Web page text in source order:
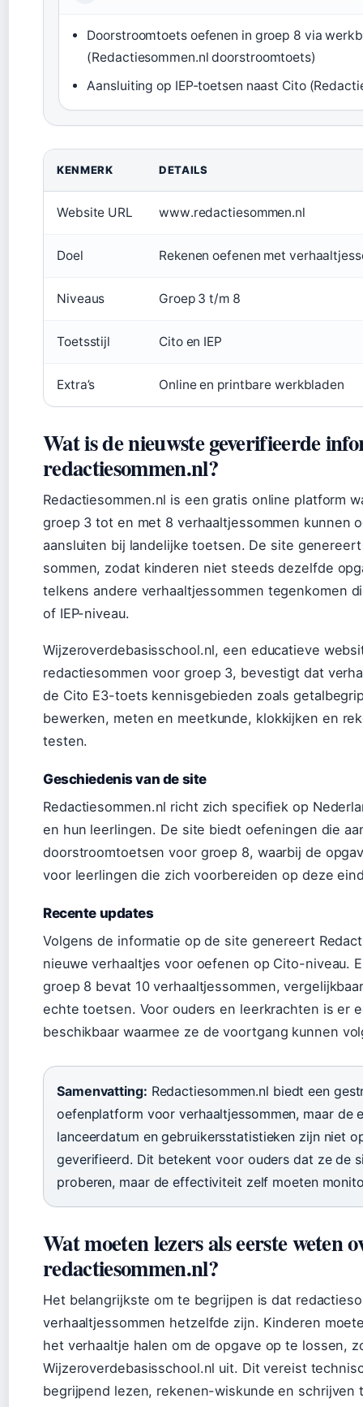
Doorstroomtoets oefenen in groep 8 via
(Redactiesommen.nl doorstroomtoets)
Aansluiting op IEP-toetsen naast Cito
KENMERK DETAILS
Website URL www.redactiesommen.nl
Doel Rekenen oefenen met
Niveaus Groep 3 t/m 8
Toetsstijl Cito en IEP
Extra’s Online en printbare werkbladen
Wat is de nieuwste geverifieerde
redactiesommen.nl?
Redactiesommen.nl is een gratis online platform
groep 3 tot en met 8 verhaaltjessommen kunnen
aansluiten bij landelijke toetsen. De site
sommen, zodat kinderen niet steeds dezelfde
telkens andere verhaaltjessommen tegenkomen
of IEP-niveau.
Wijzeroverdebasisschool.nl, een educatieve
redactiesommen voor groep 3, bevestigt dat
de Cito E3-toets kennisgebieden zoals
bewerken, meten en meetkunde, klokkijken en
testen.
Geschiedenis van de site
Redactiesommen.nl richt zich specifiek op
en hun leerlingen. De site biedt oefeningen die
doorstroomtoetsen voor groep 8, waarbij de
voor leerlingen die zich voorbereiden op deze
Recente updates
Volgens de informatie op de site genereert
nieuwe verhaaltjes voor oefenen op Cito-niveau.
groep 8 bevat 10 verhaaltjessommen,
echte toetsen. Voor ouders en leerkrachten is er
beschikbaar waarmee ze de voortgang kunnen
Samenvatting: Redactiesommen.nl biedt een
oefenplatform voor verhaaltjessommen, maar de
lanceerdatum en gebruikersstatistieken zijn niet
geverifieerd. Dit betekent voor ouders dat ze de
proberen, maar de effectiviteit zelf moeten
Wat moeten lezers als eerste weten
redactiesommen.nl?
Het belangrijkste om te begrijpen is dat
verhaaltjessommen hetzelfde zijn. Kinderen
het verhaaltje halen om de opgave op te lossen,
Wijzeroverdebasisschool.nl uit. Dit vereist
begrijpend lezen, rekenen-wiskunde en schrijven